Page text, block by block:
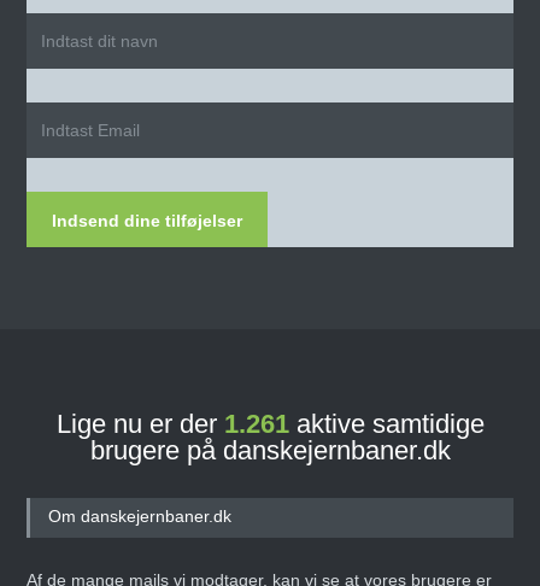
Indsend dine tilføjelser
Lige nu er der 1.261aktive samtidige
brugere på danskejernbaner.dk
Om danskejernbaner.dk
Af de mange mails vi modtager, kan vi se at vores brugere er